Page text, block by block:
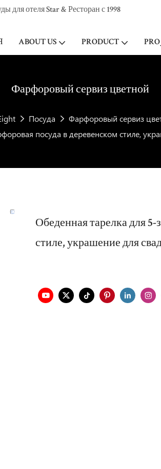
для отеля Star & Ресторан с 1998
ABOUT US PRODUCT
Фарфоровый сервиз цветной
Посуда
Фарфоровый сервиз
посуда в деревенском стиле,
Обеденная тарелка для 5-
стиле, украшение для